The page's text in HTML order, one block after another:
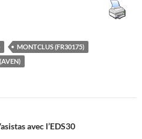
MONTCLUS (FR30175)
avec l’EDS30